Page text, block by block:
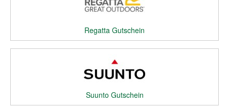
Regatta Gutschein
Suunto Gutschein